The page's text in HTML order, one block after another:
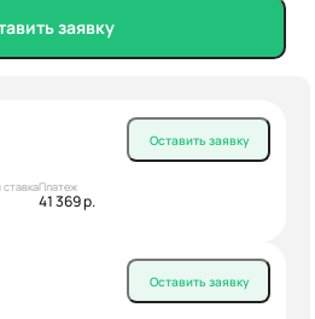
заявку
ставкаПлатеж
41 369 р.
Оставить заявку
Оставить заявку